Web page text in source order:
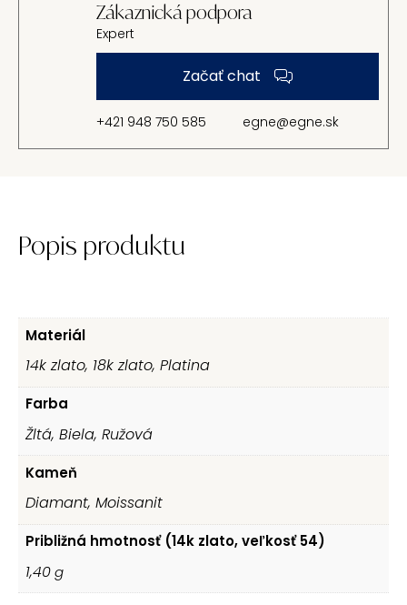
Zákaznická podpora
Expert
Začať chat
+421 948 750 585 egne@egne.sk
Popis produktu
Materiál
14k zlato, 18k zlato, Platina
Farba
Žltá, Biela, Ružová
Kameň
Diamant, Moissanit
Približná hmotnosť (14k zlato, veľkosť 54)
1,40g